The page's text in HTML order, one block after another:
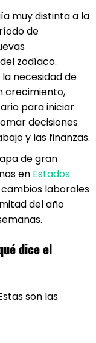
muy distinta a la
de
zodíaco.
necesidad de
crecimiento,
para iniciar
decisiones
y las finanzas.
de gran
en Estados
cambios laborales
del año
dice el
son las